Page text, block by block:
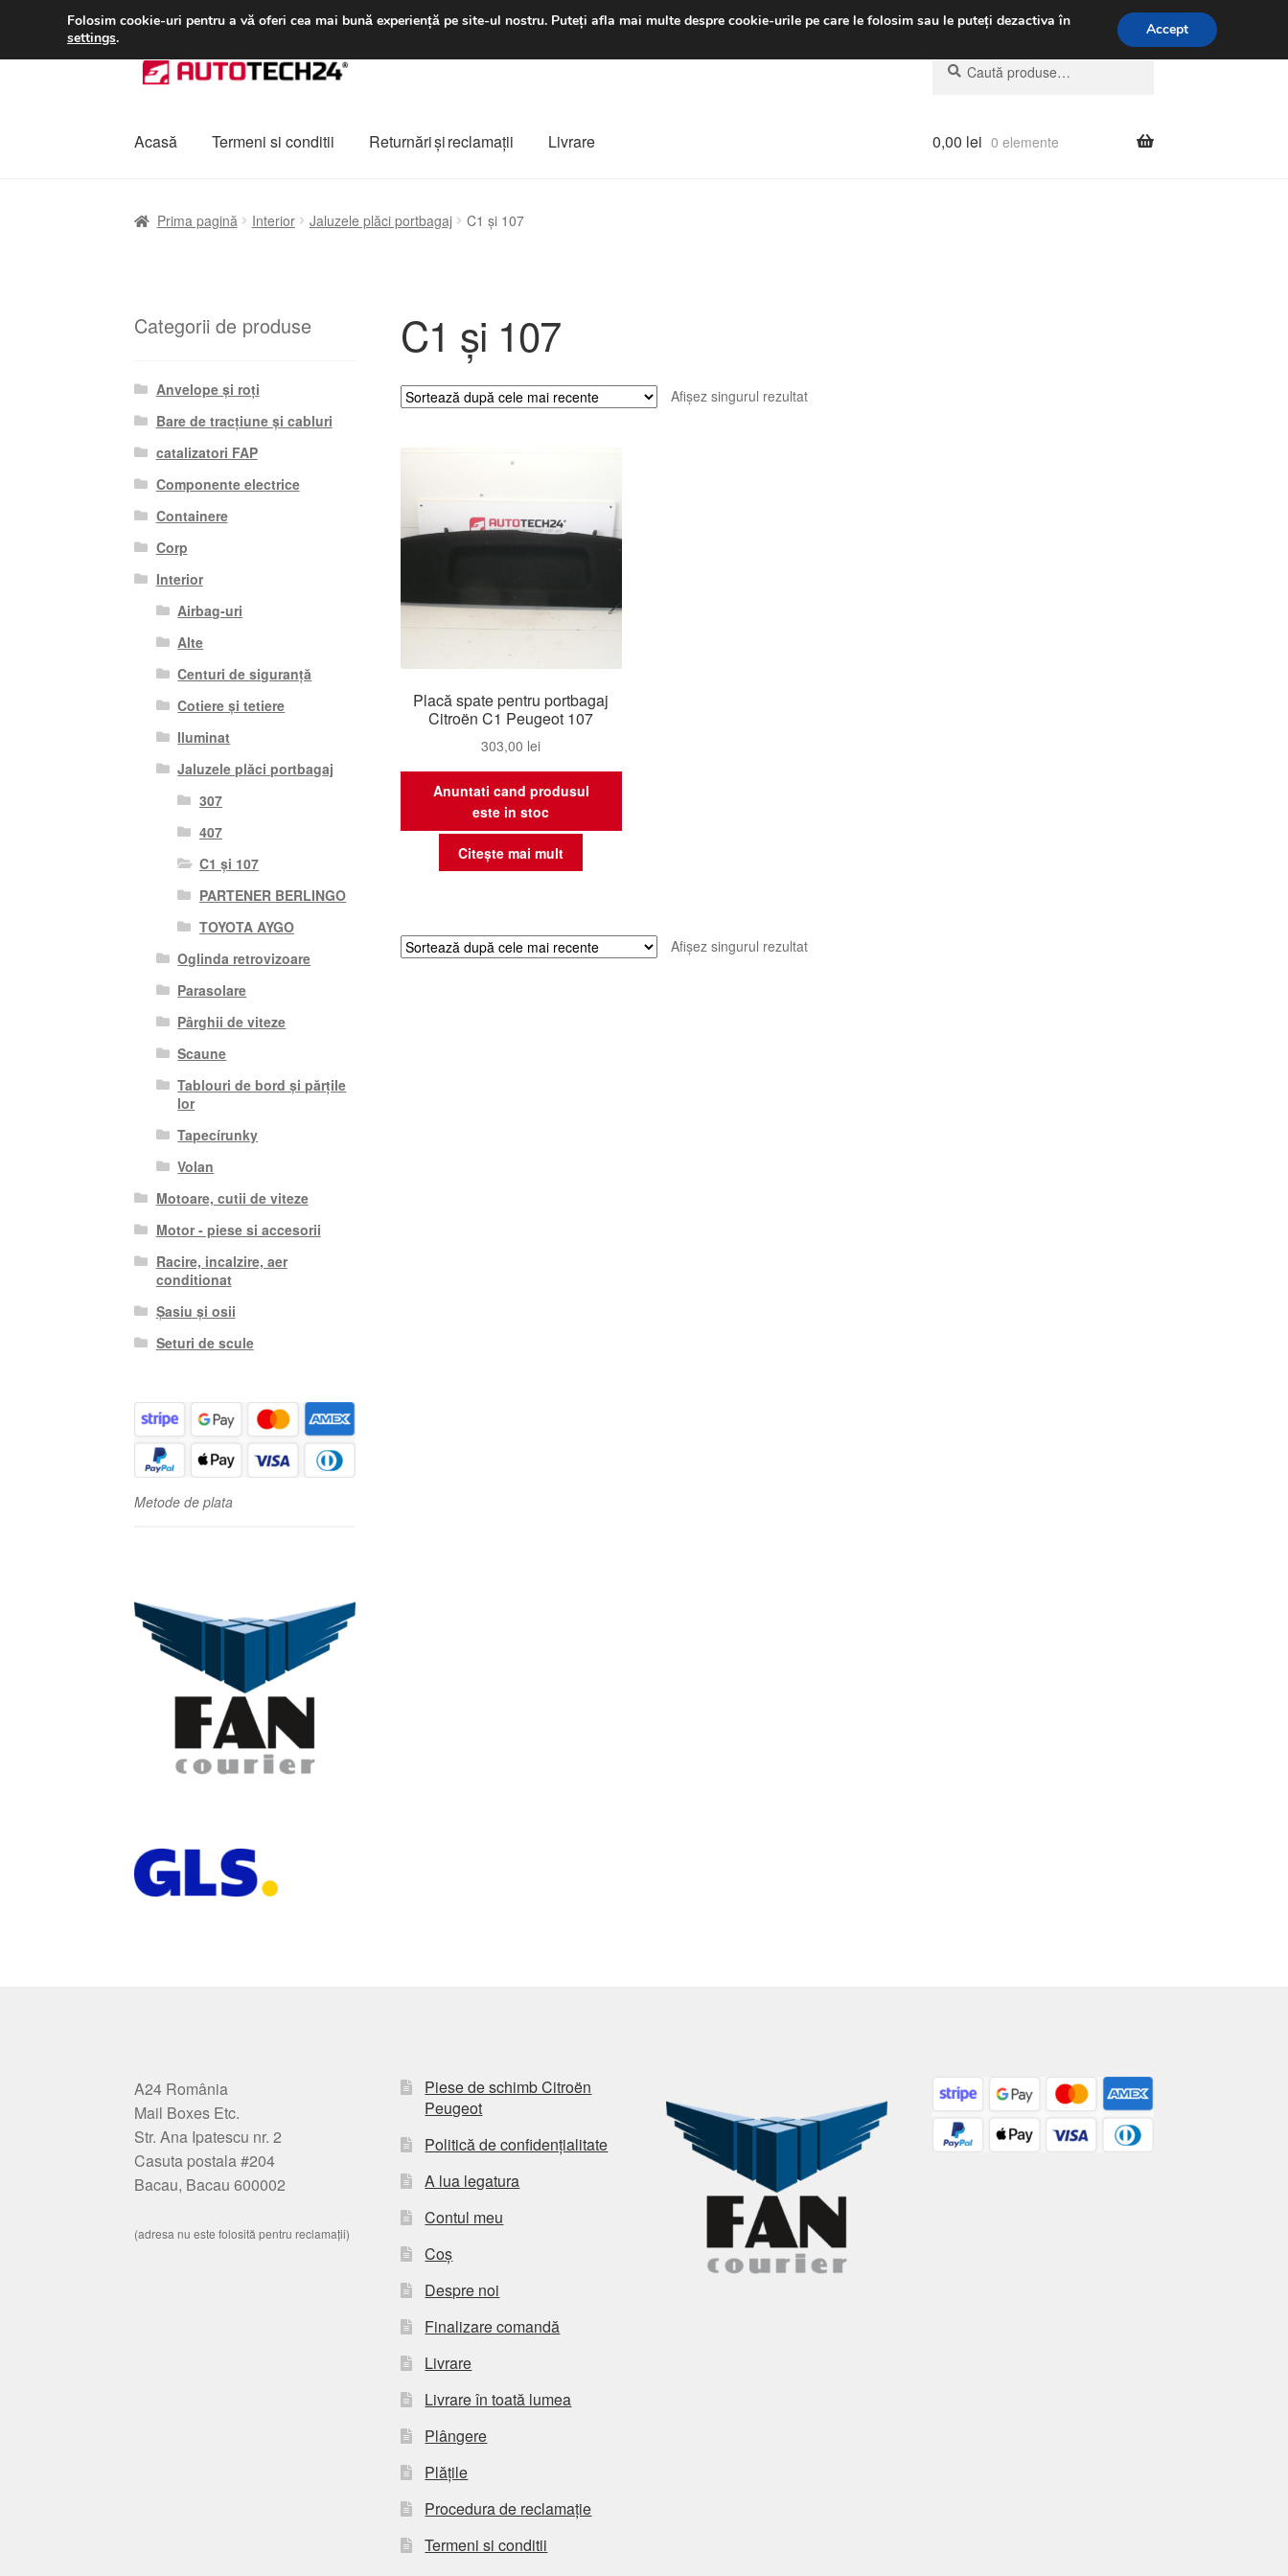
LIVRARE de la 33 lei luni-vineri 9 a.m. - 4 p.m.031 229 6816
Sari
la
Sari
la
Caută
după:
Caută
Acasă Termeni si conditii Returnări şi reclamații Livrare 0,00 lei 0 elemente
Prima pagină Interior Jaluzele plăci portbagaj C1 și 107
C1 și 107
Afișez singurul rezultat
Placă spate pentru portbagaj
Citroën C1 Peugeot 107
303,00 lei
Anuntati cand produsul
este in stoc
Citește mai mult
Afișez singurul rezultat
Categorii de produse
Anvelope și roți
Bare de tracțiune și cabluri
catalizatori FAP
Componente electrice
Containere
Corp
Interior
Airbag-uri
Alte
Centuri de siguranță
Cotiere și tetiere
Iluminat
Jaluzele plăci portbagaj
307
407
C1 și 107
PARTENER BERLINGO
TOYOTA AYGO
Oglinda retrovizoare
Parasolare
Pârghii de viteze
Scaune
Tablouri de bord și părțile
lor
Tapecírunky
Volan
Motoare, cutii de viteze
Motor - piese si accesorii
Racire, incalzire, aer
conditionat
Șasiu și osii
Seturi de scule
Metode de plata
A24 România
Mail Boxes Etc.
Str. Ana Ipatescu nr. 2
Casuta postala #204
Bacau, Bacau 600002
(adresa nu este folosită pentru reclamații)
Piese de schimb Citroën
Peugeot
Politică de confidențialitate
A lua legatura
Contul meu
Coș
Despre noi
Finalizare comandă
Livrare
Livrare în toată lumea
Plângere
Plățile
Procedura de reclamație
Termeni si conditii
Folosim cookie-uri pentru a vă oferi cea mai bună experiență pe site-ul nostru. Puteți afla mai multe despre cookie-urile pe care le folosim sau le puteți dezactiva în
settings. Accept